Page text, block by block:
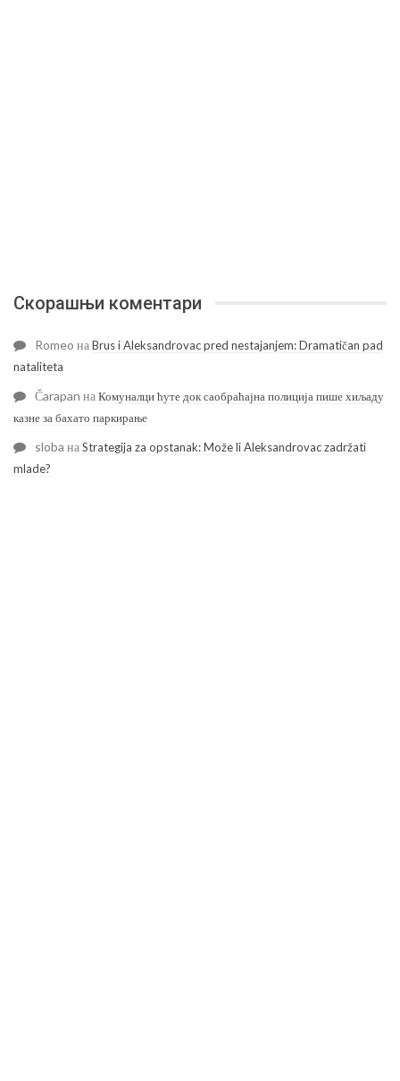
Скорашњи коментари
Romeo наBrus i Aleksandrovac pred nestajanjem: Dramatičan pad
nataliteta
Čarapan наКомуналци ћуте док саобраћајна полиција пише хиљаду
казне за бахато паркирање
sloba наStrategija za opstanak: Može li Aleksandrovac zadržati
mlade?